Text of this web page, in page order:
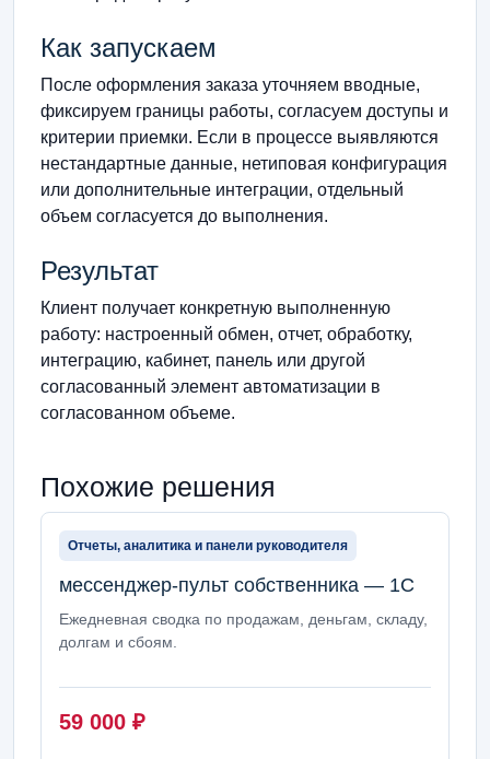
Как запускаем
После оформления заказа уточняем вводные,
фиксируем границы работы, согласуем доступы и
критерии приемки. Если в процессе выявляются
нестандартные данные, нетиповая конфигурация
или дополнительные интеграции, отдельный
объем согласуется до выполнения.
Результат
Клиент получает конкретную выполненную
работу: настроенный обмен, отчет, обработку,
интеграцию, кабинет, панель или другой
согласованный элемент автоматизации в
согласованном объеме.
Похожие решения
Отчеты, аналитика и панели руководителя
мессенджер-пульт собственника — 1С
Ежедневная сводка по продажам, деньгам, складу,
долгам и сбоям.
59 000 ₽